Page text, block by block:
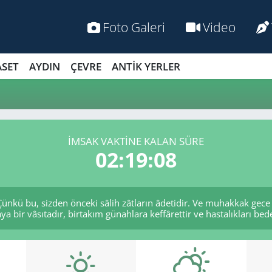
Foto Galeri Video
AYDIN ÇEVRE ANTİK YERLER
İMSAK VAKTİNE KALAN SÜRE
02:19:08
bu, sizden önceki sâlih zâtların âdetidir. Ve muhakkak
bir vâsıtadır, birtakım günahlara keffârettir ve hastalıkları